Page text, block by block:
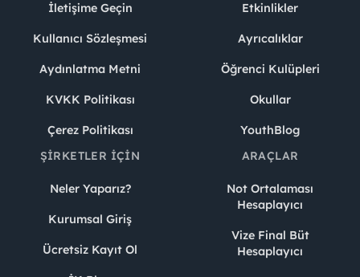
İletişime Geçin
Kullanıcı Sözleşmesi
Aydınlatma Metni
KVKK Politikası
Çerez Politikası
Etkinlikler
Ayrıcalıklar
Öğrenci Kulüpleri
Okullar
YouthBlog
ŞIRKETLER İÇIN
Neler Yaparız?
Kurumsal Giriş
Ücretsiz Kayıt Ol
ARAÇLAR
Not Ortalaması
Hesaplayıcı
Vize Final Büt
Hesaplayıcı